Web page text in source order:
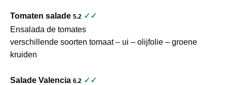
Tomaten salade 5.2 ✓✓
Ensalada de tomates
verschillende soorten tomaat – ui – olijfolie – groene
kruiden
Salade Valencia 6.2 ✓✓